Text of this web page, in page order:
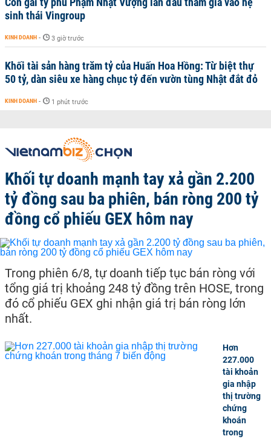
sinh thái Vingroup
KINH DOANH - 3 giờ trước
Khối tài sản hàng trăm tỷ của Huấn Hoa Hồng: Từ biệt thự
50 tỷ, dàn siêu xe hàng chục tỷ đến vườn tùng Nhật đắt đỏ
KINH DOANH - 1 phút trước
Khối tự doanh mạnh tay xả gần 2.200
tỷ đồng sau ba phiên, bán ròng 200 tỷ
đồng cổ phiếu GEX hôm nay
Trong phiên 6/8, tự doanh tiếp tục bán ròng với
tổng giá trị khoảng 248 tỷ đồng trên HOSE, trong
đó cổ phiếu GEX ghi nhận giá trị bán ròng lớn
nhất.
Hơn
227.000
tài khoản
gia nhập
thị trường
chứng
khoán
trong